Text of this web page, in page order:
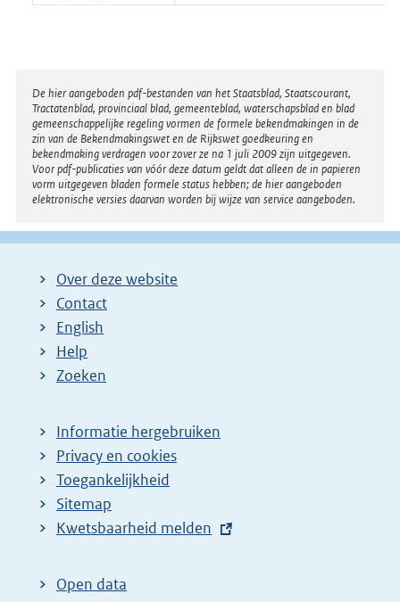
Disclaimer
De hier aangeboden pdf-bestanden van het Staatsblad, Staatscourant,
Tractatenblad, provinciaal blad, gemeenteblad, waterschapsblad en blad
gemeenschappelijke regeling vormen de formele bekendmakingen in de
zin van de Bekendmakingswet en de Rijkswet goedkeuring en
bekendmaking verdragen voor zover ze na 1 juli 2009 zijn uitgegeven.
Voor pdf-publicaties van vóór deze datum geldt dat alleen de in papieren
vorm uitgegeven bladen formele status hebben; de hier aangeboden
elektronische versies daarvan worden bij wijze van service aangeboden.
Over deze website
Contact
English
Help
Zoeken
Informatie hergebruiken
Privacy en cookies
Toegankelijkheid
Sitemap
E
t
Kwetsbaarheid melden
Open data